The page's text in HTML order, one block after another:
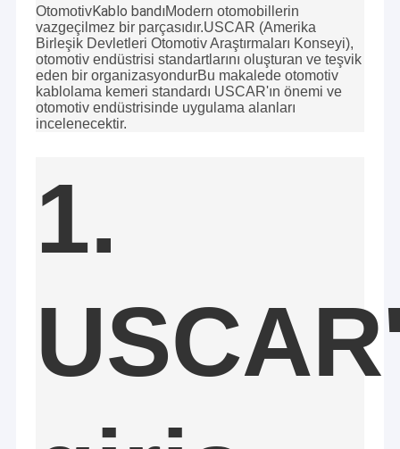
OtomotivKablo bandıModern otomobillerin
vazgeçilmez bir parçasıdır.USCAR (Amerika
Birleşik Devletleri Otomotiv Araştırmaları Konseyi),
otomotiv endüstrisi standartlarını oluşturan ve teşvik
eden bir organizasyondurBu makalede otomotiv
kablolama kemeri standardı USCAR'ın önemi ve
otomotiv endüstrisinde uygulama alanları
incelenecektir.
1.